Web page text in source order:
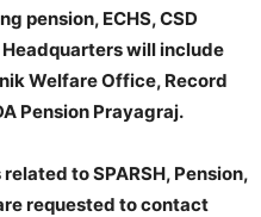
pension, ECHS, CSD
will include
Welfare Office, Record
Pension Prayagraj.
to SPARSH, Pension,
requested to contact